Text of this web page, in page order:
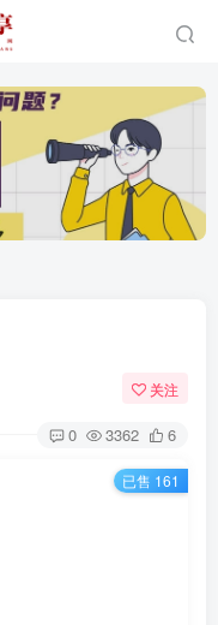
关注
0 3362 6
已售 161